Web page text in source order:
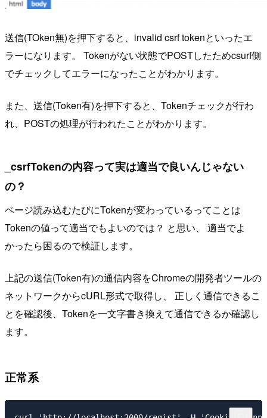
送信(TOken無)を押下すると、invalid csrf tokenといったエ
ラーになります。 Tokenがない状態でPOSTしたためcsurf側
でチェックしてエラーになったことがわかります。
また、送信(Token有)を押下すると、Tokenチェックが行わ
れ、POSTの処理が行われたことがわかります。
_csrfTokenの内容って実は適当で良いんじゃない
の？
ページ読み込むたびにTokenが変わっているってことは
Tokenの値って適当でもよいのでは？ と思い、 適当でよ
かったら困るので検証します。
上記の送信(Token有)の通信内容をChromeの開発者ツールの
ネットワークからcURL形式で取得し、 正しく通信できるこ
とを確認後、Tokenを一文字書き換えて通信できるか確認し
ます。
正常系